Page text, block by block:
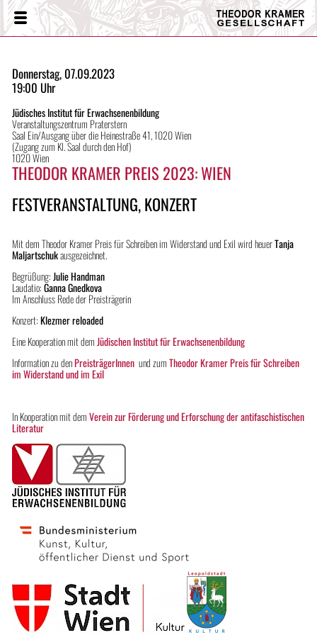
Theodor
Kramer
Menü
Donnerstag, 07.09.2023
19:00 Uhr
Jüdisches Institut für Erwachsenenbildung
Veranstaltungszentrum Praterstern
Saal Ein/Ausgang über die Heinestraße 41, 1020 Wien
(Zugang zum Kl. Saal durch den Hof)
1020 Wien
THEODOR KRAMER PREIS 2023: WIEN
FESTVERANSTALTUNG, KONZERT
Mit dem Theodor Kramer Preis für Schreiben im Widerstand und Exil wird heuerTanja
Maljartschukausgezeichnet.
Begrüßung: Julie Handman
Laudatio:Ganna Gnedkova
Im Anschluss Rede der Preisträgerin
Konzert:Klezmer reloaded
Eine Kooperation mit dem Jüdischen Institut für Erwachsenenbildung
Information zu denPreisträgerInnen und zumTheodor Kramer Preis für Schreiben
im Widerstand und im Exil
In Kooperation mit demVerein zur Förderung und Erforschung der antifaschistischen
Literatur